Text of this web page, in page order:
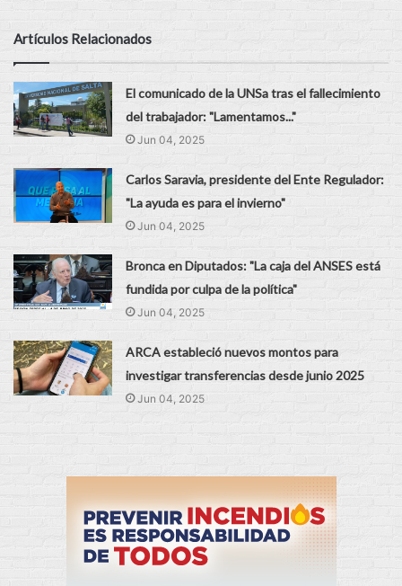
Artículos Relacionados
El comunicado de la UNSa tras el fallecimiento
del trabajador: "Lamentamos..."
Jun 04, 2025
Carlos Saravia, presidente del Ente Regulador:
"La ayuda es para el invierno"
Jun 04, 2025
Bronca en Diputados: "La caja del ANSES está
fundida por culpa de la política"
Jun 04, 2025
ARCA estableció nuevos montos para
investigar transferencias desde junio 2025
Jun 04, 2025